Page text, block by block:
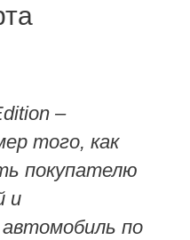
–
того, как
покупателю
и
по